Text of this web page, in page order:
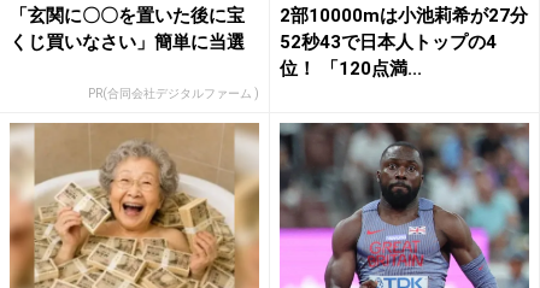
「玄関に〇〇を置いた後に宝
くじ買いなさい」簡単に当選
PR(合同会社デジタルファーム )
2部10000mは小池莉希が27分
52秒43で日本人トップの4
位！ 「120点満...